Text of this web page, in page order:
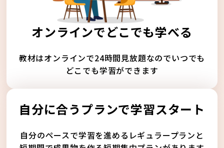
オンラインでどこでも学べる
教材はオンラインで24時間見放題なのでいつでも
どこでも学習ができます
自分に合うプランで学習スタート
自分のペースで学習を進めるレギュラープランと